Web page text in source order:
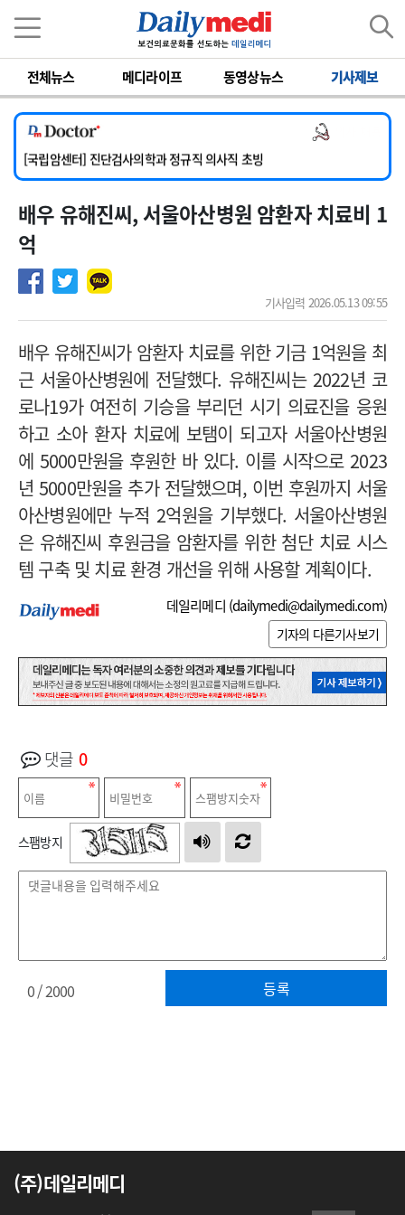
전체뉴스 메디라이프 동영상뉴스 기사제보
[서울아산병원] 2026년 하반기 인턴 모집
[명지병원] 하반기 전공의(인턴) 모집
[국립암센터] 진단검사의학과 정규직 의사직 초빙
[인제대학교해운대백병원] 치과 진료교수 모집 공고
[서울아산병원] 2026년 하반기 인턴 모집
[명지병원] 하반기 전공의(인턴) 모집
배우 유해진씨, 서울아산병원 암환자 치료비 1
억
기사입력 2026.05.13 09:55
배우 유해진씨가 암환자 치료를 위한 기금 1억원을 최
근 서울아산병원에 전달했다. 유해진씨는 2022년 코
로나19가 여전히 기승을 부리던 시기 의료진을 응원
하고 소아 환자 치료에 보탬이 되고자 서울아산병원
에 5000만원을 후원한 바 있다. 이를 시작으로 2023
년 5000만원을 추가 전달했으며, 이번 후원까지 서울
아산병원에만 누적 2억원을 기부했다. 서울아산병원
은 유해진씨 후원금을 암환자를 위한 첨단 치료 시스
템 구축 및 치료 환경 개선을 위해 사용할 계획이다.
데일리메디 (dailymedi@dailymedi.com)
기자의 다른기사보기
댓글 0
스팸방지
등록
0/ 2000
(주)데일리메디